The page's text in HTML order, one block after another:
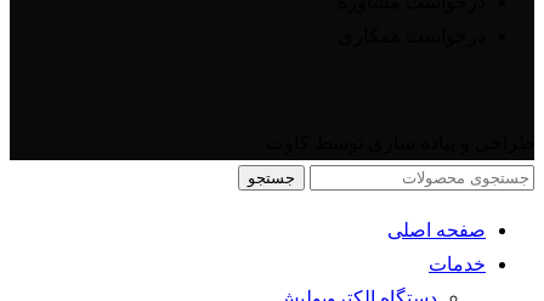
جستجو
صفحه اصلی
خدمات